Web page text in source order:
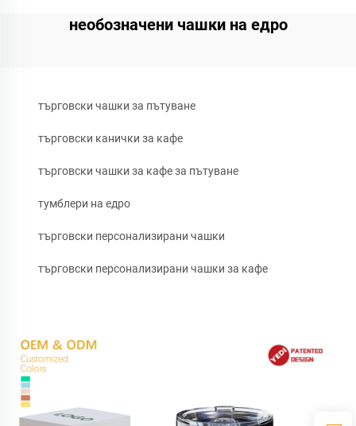
необозначени чашки на едро
търговски чашки за пътуване
търговски канички за кафе
търговски чашки за кафе за пътуване
тумблери на едро
търговски персонализирани чашки
търговски персонализирани чашки за кафе